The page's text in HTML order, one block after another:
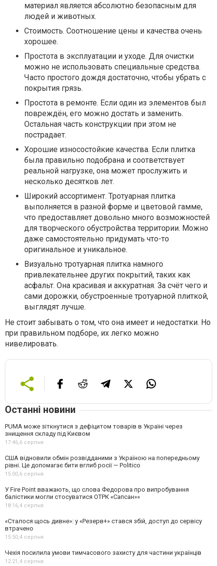
материал является абсолютно безопасным для
людей и животных.
Стоимость. Соотношение цены и качества очень
хорошее.
Простота в эксплуатации и уходе. Для очистки
можно не использовать специальные средства.
Часто простого дождя достаточно, чтобы убрать с
покрытия грязь.
Простота в ремонте. Если один из элементов был
повреждён, его можно достать и заменить.
Остальная часть конструкции при этом не
пострадает.
Хорошие износостойкие качества. Если плитка
была правильно подобрана и соответствует
реальной нагрузке, она может прослужить и
несколько десятков лет.
Широкий ассортимент. Тротуарная плитка
выполняется в разной форме и цветовой гамме,
что предоставляет довольно много возможностей
для творческого обустройства территории. Можно
даже самостоятельно придумать что-то
оригинальное и уникальное.
Визуально тротуарная плитка намного
привлекательнее других покрытий, таких как
асфальт. Она красивая и аккуратная. За счёт чего и
сами дорожки, обустроенные тротуарной плиткой,
выглядят лучше.
Не стоит забывать о том, что она имеет и недостатки. Но
при правильном подборе, их легко можно
нивелировать.
Останні новини
PUMA може зіткнутися з дефіцитом товарів в Україні через
знищення складу під Києвом
17:46,6 серпня
США відновили обмін розвідданими з Україною на попередньому
рівні. Це допомагає бити вглиб росії — Politico
15:00,6 серпня
У Fire Point вважають, що слова Федорова про випробування
балістики могли стосуватися ОТРК «Сапсан»»
18:16,4 серпня
«Сталося щось дивне»: у «Резерв+» стався збій, доступ до сервісу
втрачено
15:50,4 серпня
Чехія посилила умови тимчасового захисту для частини українців
12:21,4 серпня